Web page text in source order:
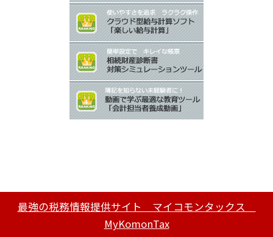
最強の税務情報提供サイト マイコモンタックス
MyKomonTax